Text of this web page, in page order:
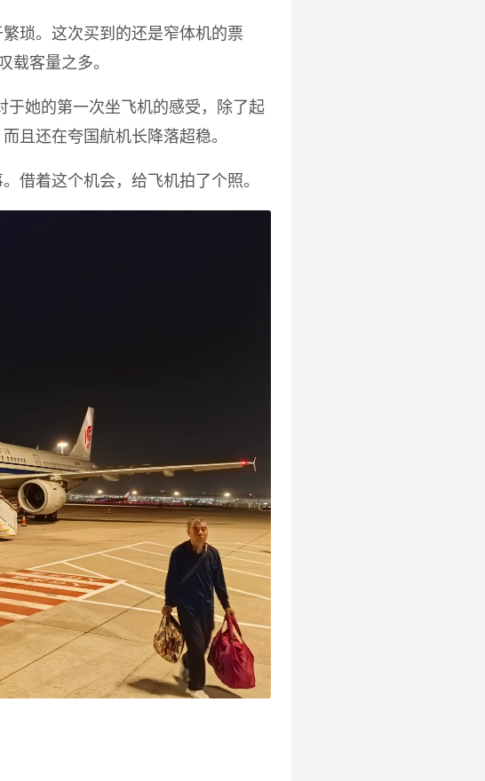
琐。这次买到的还是窄体机的票
载客量之多。
于她的第一次坐飞机的感受，除了起
且还在夸国航机长降落超稳。
借着这个机会，给飞机拍了个照。